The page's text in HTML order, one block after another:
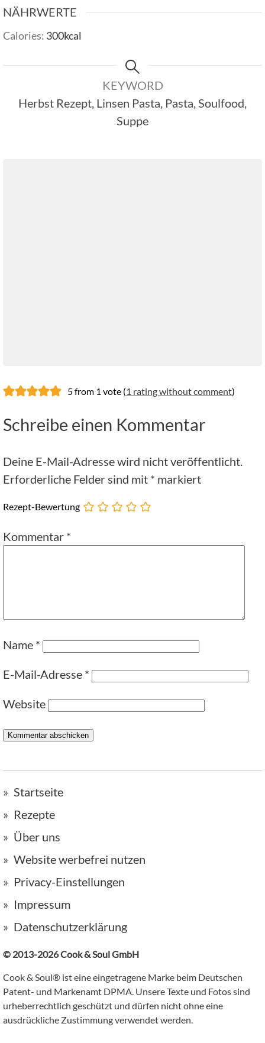
NÄHRWERTE
Calories: 300kcal
KEYWORD
Herbst Rezept, Linsen Pasta, Pasta, Soulfood,
Suppe
5 from 1 vote (1 rating without comment)
Schreibe einen Kommentar
Deine E-Mail-Adresse wird nicht veröffentlicht.
Erforderliche Felder sind mit * markiert
Rezept-Bewertung
Kommentar *
Name *
E-Mail-Adresse *
Website
Startseite
Rezepte
Über uns
Website werbefrei nutzen
Privacy-Einstellungen
Impressum
Datenschutzerklärung
© 2013-2026 Cook & Soul GmbH
Cook & Soul® ist eine eingetragene Marke beim Deutschen
Patent- und Markenamt DPMA. Unsere Texte und Fotos sind
urheberrechtlich geschützt und dürfen nicht ohne eine
ausdrückliche Zustimmung verwendet werden.